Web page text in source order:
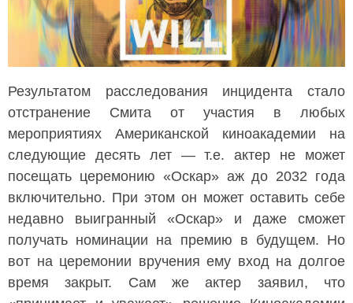
Результатом расследования инцидента стало
отстранение Смита от участия в любых
мероприятиях Американской киноакадемии на
следующие десять лет — т.е. актер не может
посещать церемонию «Оскар» аж до 2032 года
включительно. При этом он может оставить себе
недавно выигранный «Оскар» и даже сможет
получать номинации на премию в будущем. Но
вот на церемонии вручения ему вход на долгое
время закрыт. Сам же актер заявил, что